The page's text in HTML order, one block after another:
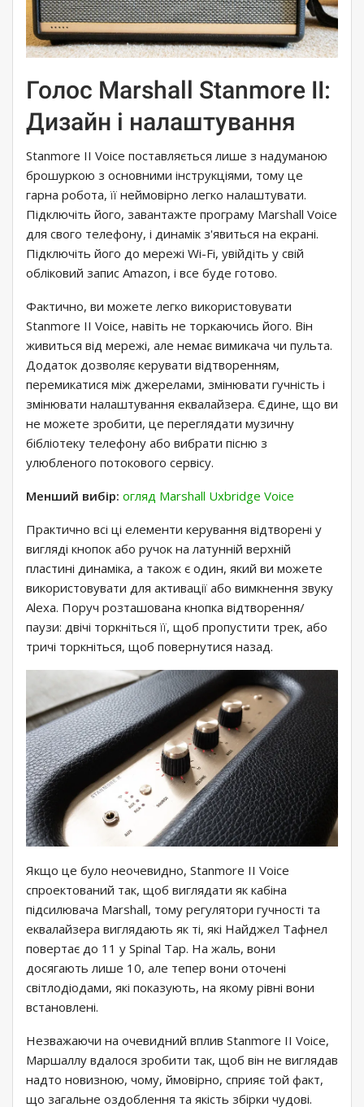
Голос Marshall Stanmore II:
Дизайн і налаштування
Stanmore II Voice поставляється лише з надуманою
брошуркою з основними інструкціями, тому це
гарна робота, її неймовірно легко налаштувати.
Підключіть його, завантажте програму Marshall Voice
для свого телефону, і динамік з'явиться на екрані.
Підключіть його до мережі Wi-Fi, увійдіть у свій
обліковий запис Amazon, і все буде готово.
Фактично, ви можете легко використовувати
Stanmore II Voice, навіть не торкаючись його. Він
живиться від мережі, але немає вимикача чи пульта.
Додаток дозволяє керувати відтворенням,
перемикатися між джерелами, змінювати гучність і
змінювати налаштування еквалайзера. Єдине, що ви
не можете зробити, це переглядати музичну
бібліотеку телефону або вибрати пісню з
улюбленого потокового сервісу.
Менший вибір: огляд Marshall Uxbridge Voice
Практично всі ці елементи керування відтворені у
вигляді кнопок або ручок на латунній верхній
пластині динаміка, а також є один, який ви можете
використовувати для активації або вимкнення звуку
Alexa. Поруч розташована кнопка відтворення/
паузи: двічі торкніться її, щоб пропустити трек, або
тричі торкніться, щоб повернутися назад.
Якщо це було неочевидно, Stanmore II Voice
спроектований так, щоб виглядати як кабіна
підсилювача Marshall, тому регулятори гучності та
еквалайзера виглядають як ті, які Найджел Тафнел
повертає до 11 у Spinal Tap. На жаль, вони
досягають лише 10, але тепер вони оточені
світлодіодами, які показують, на якому рівні вони
встановлені.
Незважаючи на очевидний вплив Stanmore II Voice,
Маршаллу вдалося зробити так, щоб він не виглядав
надто новизною, чому, ймовірно, сприяє той факт,
що загальне оздоблення та якість збірки чудові.